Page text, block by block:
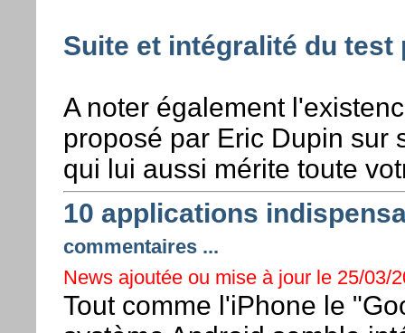
Suite et intégralité du test
A noter également
proposé par Eric Dupin sur
qui lui aussi mérite toute
10 applications
commentaires ...
News ajoutée ou mise à jour le 25/03/
Tout comme l'iPhone le